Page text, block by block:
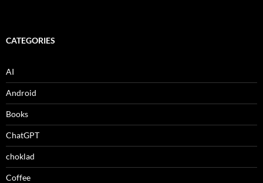
CATEGORIES
AI
Android
Books
ChatGPT
choklad
Coffee